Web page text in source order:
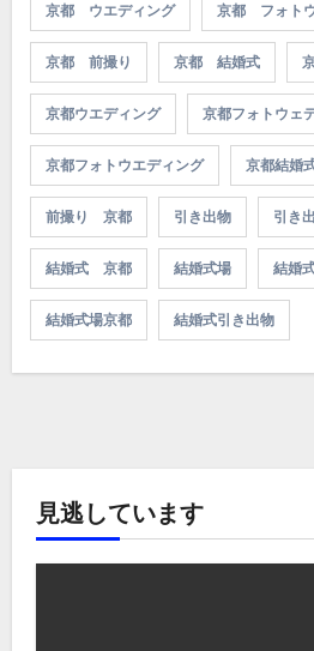
京都 ウエディング 京都 フォト
京都 前撮り 京都 結婚式
京都ウエディング 京都フォトウェ
京都フォトウエディング 京都結婚
前撮り 京都 引き出物 引き
結婚式 京都 結婚式場 結婚
結婚式場京都 結婚式引き出物
見逃しています